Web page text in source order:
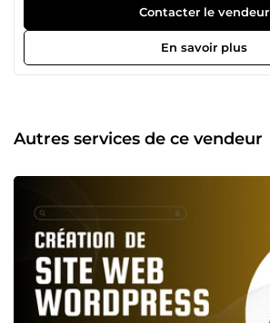
7j/7 ; n'hésitez pas à me contacter !
Contacter le vendeur
En savoir plus
Autres services de ce vendeur